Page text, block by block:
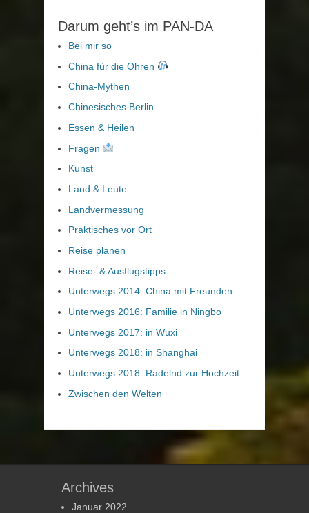
Darum geht’s im PAN-DA
Bei mir so
China für die Ohren
China-Mythen
Chinesisches Berlin
Essen & Heilen
Fragen
Kunst
Land & Leute
Landvermessung
Praktisches vor Ort
Reise planen
Reise- & Ausflugstipps
Unterwegs 2014: China mit Freunden
Unterwegs 2016: Familie in Ningbo
Unterwegs 2017: in Wuxi
Unterwegs 2018: in Shanghai
Unterwegs 2018: Radelnd zur Hochzeit
Zwischen den Welten
Archives
Januar 2022